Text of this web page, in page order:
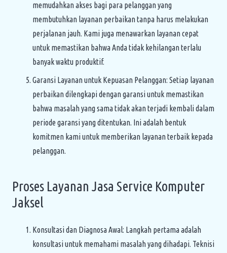
memudahkan akses bagi para pelanggan yang
membutuhkan layanan perbaikan tanpa harus melakukan
perjalanan jauh. Kami juga menawarkan layanan cepat
untuk memastikan bahwa Anda tidak kehilangan terlalu
banyak waktu produktif.
Garansi Layanan untuk Kepuasan Pelanggan: Setiap layanan
perbaikan dilengkapi dengan garansi untuk memastikan
bahwa masalah yang sama tidak akan terjadi kembali dalam
periode garansi yang ditentukan. Ini adalah bentuk
komitmen kami untuk memberikan layanan terbaik kepada
pelanggan.
Proses Layanan Jasa Service Komputer
Jaksel
Konsultasi dan Diagnosa Awal: Langkah pertama adalah
konsultasi untuk memahami masalah yang dihadapi. Teknisi